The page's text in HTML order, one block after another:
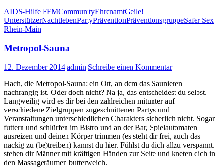
–
die
lustvolle
AIDS-Hilfe FFMCommunityEhrenamtGeile!
UnterstützerNachtlebenPartyPräventionPräventionsgruppeSafer Sex
Rhein-Main
Metropol-Sauna
12. Dezember 2014 admin Schreibe einen Kommentar
Hach, die Metropol-Sauna: ein Ort, an dem das Saunieren
nachrangig ist. Oder doch nicht? Na ja, das entscheidest du selbst.
Langweilig wird es dir bei den zahlreichen mitunter auf
verschiedene Zielgruppen zugeschnittenen Partys und
Veranstaltungen unterschiedlichen Charakters sicherlich nicht. Sogar
futtern und schlürfen im Bistro und an der Bar, Spielautomaten
ausreizen und deinen Körper trimmen (es steht dir frei, auch das
nackig zu (be)treiben) kannst du hier. Fühlst du dich allzu verspannt,
stehen dir Männer mit kräftigen Händen zur Seite und kneten dich in
den Massageräumen butterweich.